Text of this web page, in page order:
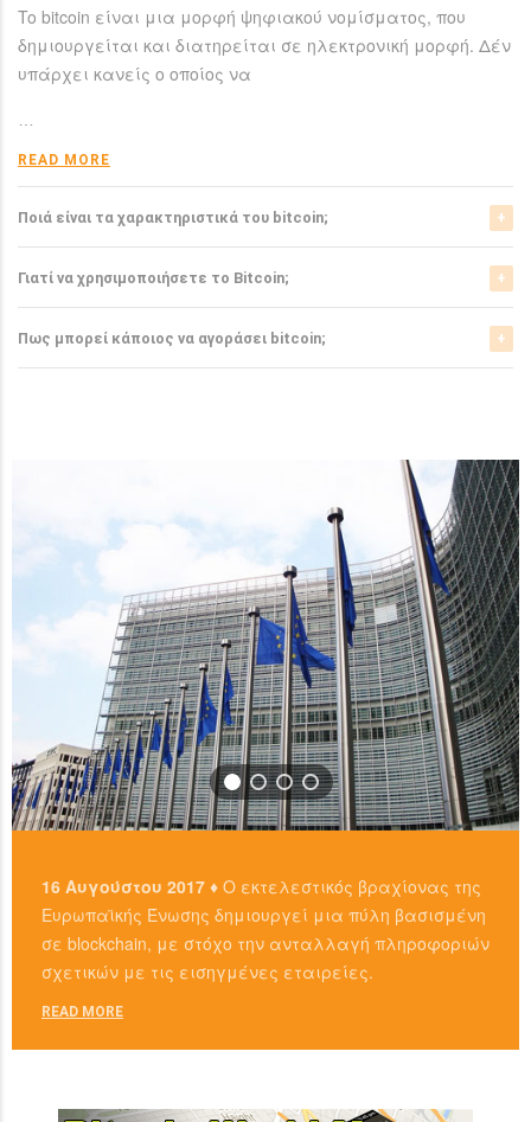
To bitcoin είναι μια μορφή ψηφιακού νομίσματος, που
δημιουργείται και διατηρείται σε ηλεκτρονική μορφή. Δέν
υπάρχει κανείς ο οποίος να
…
READ MORE
Ποιά είναι τα χαρακτηριστικά του bitcoin;
Το bitcoin έχει αρκετά σημαντικά χαρακτηριστικά που το
ξεχωρίζουν από τα ελεγχόμενα-από-κυβερνήσεις
νομίσματα.
READ MORE
Γιατί να χρησιμοποιήσετε το Bitcoin;
Το bitcoin είναι μια σχετικά νέα μορφή νομίσματος, η
οποία τώρα αρχίζει να γίνεται αποδεκτή από μιά μεγάλη
μερίδα του
Πως μπορεί κάποιος να αγοράσει bitcoin;
Μπορείτε να αγοράσετε bitcoin είτε από τα αντίστοιχα
READ MORE
16 Αυγούστου 2017 ♦ Ο εκτελεστικός βραχίονας της
Ευρωπαϊκής Ένωσης δημιουργεί μια πύλη βασισμένη
σε blockchain, με στόχο την ανταλλαγή πληροφοριών
σχετικών με τις εισηγμένες εταιρείες.
READ MORE